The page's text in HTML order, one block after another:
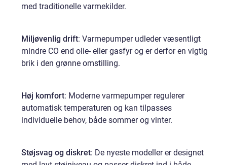
med traditionelle varmekilder.
Miljøvenlig drift: Varmepumper udleder væsentligt
mindre CO end olie- eller gasfyr og er derfor en vigtig
brik i den grønne omstilling.
Høj komfort: Moderne varmepumper regulerer
automatisk temperaturen og kan tilpasses
individuelle behov, både sommer og vinter.
Støjsvag og diskret: De nyeste modeller er designet